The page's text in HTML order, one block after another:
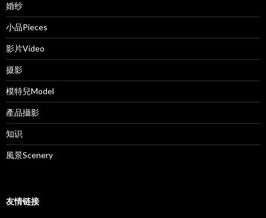
婚纱
小品Pieces
影片Video
摄影
模特兒Model
產品攝影
知识
風景Scenery
友情链接